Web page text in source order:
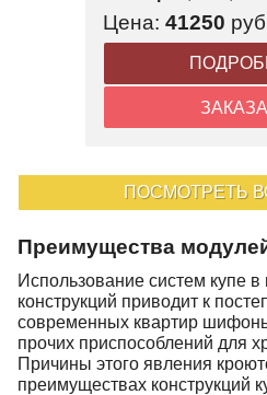
Цена: 41250
ПОСМОТРЕТЬ
Преимущества
Использование систем купе
конструкций приводит к
современных квартир
прочих приспособлений для
Причины этого явления
преимуществах конструкций